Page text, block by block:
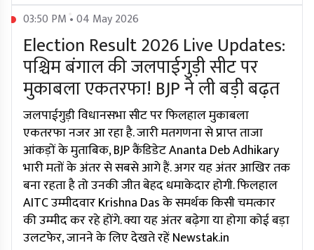
03:50 PM • 04 May 2026
Election Result 2026 Live Updates:
पश्चिम बंगाल की जलपाईगुड़ी सीट पर
मुकाबला एकतरफा! BJP ने ली बड़ी बढ़त
जलपाईगुड़ी विधानसभा सीट पर फिलहाल मुकाबला
एकतरफा नजर आ रहा है. जारी मतगणना से प्राप्त ताजा
आंकड़ों के मुताबिक, BJP कैंडिडेट Ananta Deb Adhikary
भारी मतों के अंतर से सबसे आगे हैं. अगर यह अंतर आखिर तक
बना रहता है तो उनकी जीत बेहद धमाकेदार होगी. फिलहाल
AITC उम्मीदवार Krishna Das के समर्थक किसी चमत्कार
की उम्मीद कर रहे होंगे. क्या यह अंतर बढ़ेगा या होगा कोई बड़ा
उलटफेर, जानने के लिए देखते रहें Newstak.in